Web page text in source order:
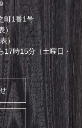
町1番1号
）
）
17時15分（土曜日・